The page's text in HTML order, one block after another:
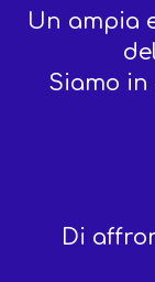
Un ampia
Siamo
Di